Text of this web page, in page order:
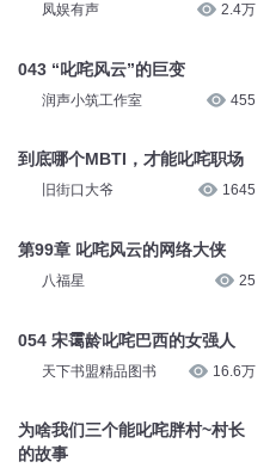
凤娱有声 2.4万
043 “叱咤风云”的巨变
润声小筑工作室 455
到底哪个MBTI，才能叱咤职场
旧街口大爷 1645
第99章 叱咤风云的网络大侠
八福星 25
054 宋霭龄叱咤巴西的女强人
天下书盟精品图书 16.6万
为啥我们三个能叱咤胖村~村长
的故事